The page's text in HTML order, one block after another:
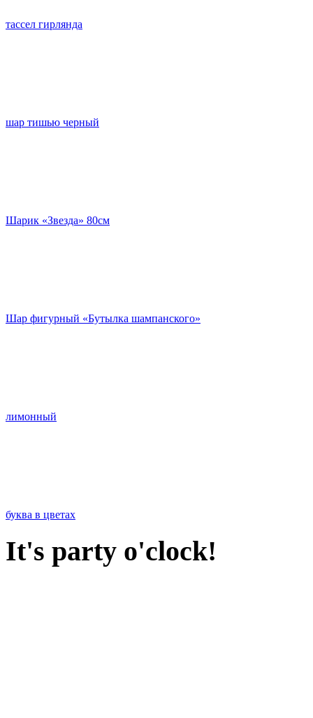
тассел гирлянда
шар тишью черный
Шарик «Звезда» 80см
Шар фигурный «Бутылка шампанского»
лимонный
буква в цветах
It's party o'clock!